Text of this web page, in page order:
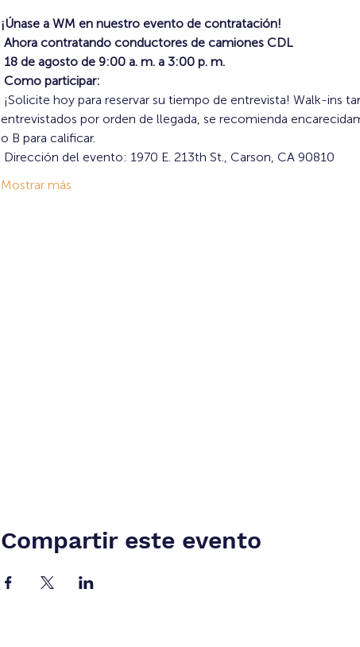
¡Únase a WM en nuestro evento de contratación!
Ahora contratando conductores de camiones CDL
18 de agosto de 9:00 a. m. a 3:00 p. m.
Como participar:
entrevistados por orden de llegada, se recomienda
o B para calificar.
Dirección del evento: 1970 E. 213th St., Carson, CA 90810
Mostrar más
Compartir este evento